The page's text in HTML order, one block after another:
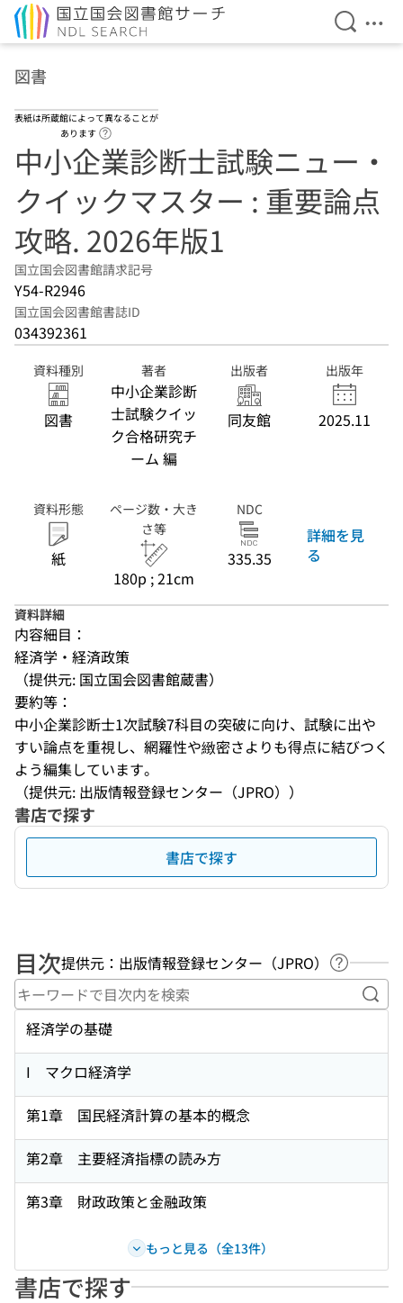
検索を
メ
図書
表紙は所蔵館によって異なることが
あります
中小企業診断士試験ニュー・
クイックマスター : 重要論点
攻略. 2026年版1
国立国会図書館請求記号
Y54-R2946
国立国会図書館書誌ID
034392361
資料種別
図書
著者
中小企業診断
士試験クイッ
ク合格研究チ
ーム 編
出版者
同友館
出版年
2025.11
資料形態
紙
ページ数・大き
さ等
180p ; 21cm
NDC
335.35
詳細を見
る
資料詳細
内容細目：
経済学・経済政策
（提供元: 国立国会図書館蔵書）
要約等：
中小企業診断士1次試験7科目の突破に向け、試験に出や
すい論点を重視し、網羅性や緻密さよりも得点に結びつく
よう編集しています。
（提供元: 出版情報登録センター（JPRO））
書店で探す
書店で探す
目次提供元：出版情報登録センター（JPRO）
ヘルプペ
キ
経済学の基礎
I マクロ経済学
第1章 国民経済計算の基本的概念
第2章 主要経済指標の読み方
第3章 財政政策と金融政策
もっと見る（全13件）
書店で探す